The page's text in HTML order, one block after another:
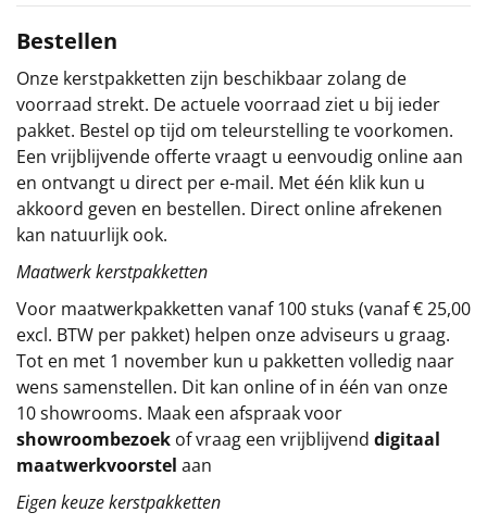
Sinterklaaspakketten
Particulier
Kerstgeschenken 2026
Relatiegeschenken
Cadeaubon
Per stuk
Alle overige
Bestellen
Onze kerstpakketten zijn beschikbaar zolang de
voorraad strekt. De actuele voorraad ziet u bij ieder
pakket. Bestel op tijd om teleurstelling te voorkomen.
Een vrijblijvende offerte vraagt u eenvoudig online aan
en ontvangt u direct per e-mail. Met één klik kun u
akkoord geven en bestellen. Direct online afrekenen
kan natuurlijk ook.
Maatwerk kerstpakketten
Voor maatwerkpakketten vanaf 100 stuks (vanaf € 25,00
excl. BTW per pakket) helpen onze adviseurs u graag.
Tot en met 1 november kun u pakketten volledig naar
wens samenstellen. Dit kan online of in één van onze
10 showrooms. Maak een afspraak voor
showroombezoek of vraag een vrijblijvend digitaal
maatwerkvoorstel aan
Eigen keuze kerstpakketten